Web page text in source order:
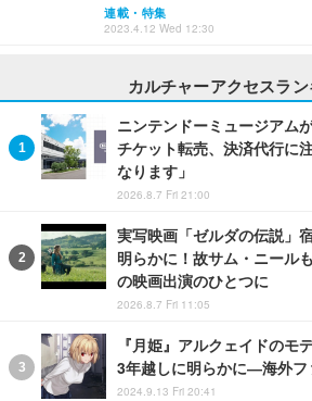
連載・特集
2023.4.12 Wed 12:30
カルチャーアクセスラ
ニンテンドーミュージアム
チケット転売、決済代行に
なります」
2026.8.7 Fri 21:00
実写映画「ゼルダの伝説」
明らかに！故サム・ニール
の映画出演のひとつに
2026.8.7 Fri 11:05
『月姫』アルクェイドのモ
3年越しに明らかに―海外フ
2024.9.13 Fri 20:41